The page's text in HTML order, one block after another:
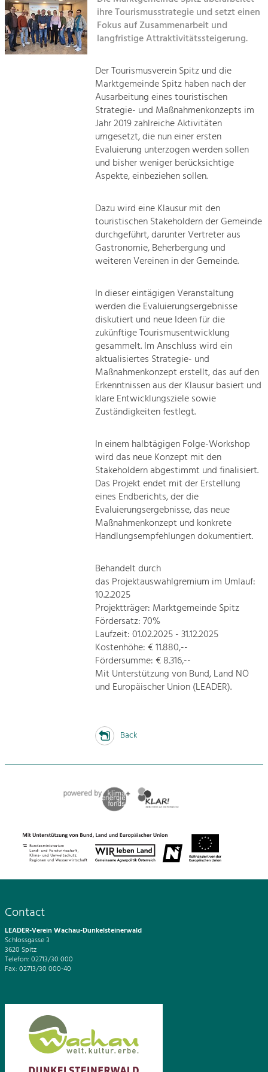
Sitemap
Kontakt
Landscape.
Tourism
Offer Development and Positioning
Art & Culture
Crafts, Science and Research.
Social Affairs, Education
Equality, Youth and Integration.
Mobility & Energy
Climate Change, Public Transport and
Renewable Energy.
Increase in Regional Value Added.
ihre Tourismusstrategie und setzt einen
Fokus auf Zusammenarbeit und
langfristige Attraktivitätssteigerung.
Der Tourismusverein Spitz und die
Marktgemeinde Spitz haben nach der
Ausarbeitung eines touristischen
Strategie- und Maßnahmenkonzepts im
Jahr 2019 zahlreiche Aktivitäten
umgesetzt, die nun einer ersten
Evaluierung unterzogen werden sollen
und bisher weniger berücksichtige
Aspekte, einbeziehen sollen.
Dazu wird eine Klausur mit den
touristischen Stakeholdern der Gemeinde
durchgeführt, darunter Vertreter aus
Gastronomie, Beherbergung und
weiteren Vereinen in der Gemeinde.
In dieser eintägigen Veranstaltung
werden die Evaluierungsergebnisse
diskutiert und neue Ideen für die
zukünftige Tourismusentwicklung
gesammelt. Im Anschluss wird ein
aktualisiertes Strategie- und
Maßnahmenkonzept erstellt, das auf den
Erkenntnissen aus der Klausur basiert und
klare Entwicklungsziele sowie
Zuständigkeiten festlegt.
In einem halbtägigen Folge-Workshop
wird das neue Konzept mit den
Stakeholdern abgestimmt und finalisiert.
Das Projekt endet mit der Erstellung
eines Endberichts, der die
Evaluierungsergebnisse, das neue
Maßnahmenkonzept und konkrete
Handlungsempfehlungen dokumentiert.
Behandelt durch
das Projektauswahlgremium im Umlauf:
10.2.2025
Projektträger: Marktgemeinde Spitz
Fördersatz: 70%
Laufzeit: 01.02.2025 - 31.12.2025
Kostenhöhe: € 11.880,--
Fördersumme: € 8.316,--
Mit Unterstützung von Bund, Land NÖ
und Europäischer Union (LEADER).
Back
Contact
LEADER-Verein Wachau-Dunkelsteinerwald
Schlossgasse 3
3620 Spitz
Telefon: 02713/30 000
Fax: 02713/30 000-40